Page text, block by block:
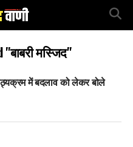
मस्जिद"
में बदलाव को लेकर बोले